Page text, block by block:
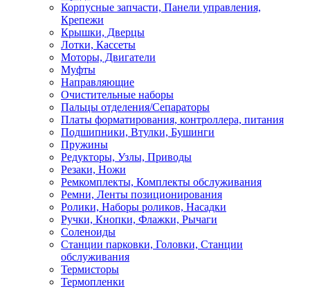
Корпусные запчасти, Панели управления,
Крепежи
Крышки, Дверцы
Лотки, Кассеты
Моторы, Двигатели
Муфты
Направляющие
Очистительные наборы
Пальцы отделения/Сепараторы
Платы форматирования, контроллера, питания
Подшипники, Втулки, Бушинги
Пружины
Редукторы, Узлы, Приводы
Резаки, Ножи
Ремкомплекты, Комплекты обслуживания
Ремни, Ленты позиционирования
Ролики, Наборы роликов, Насадки
Ручки, Кнопки, Флажки, Рычаги
Соленоиды
Станции парковки, Головки, Станции
обслуживания
Термисторы
Термопленки